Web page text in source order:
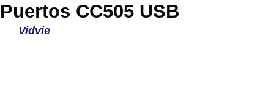
Puertos CC505 USB
Vidvie